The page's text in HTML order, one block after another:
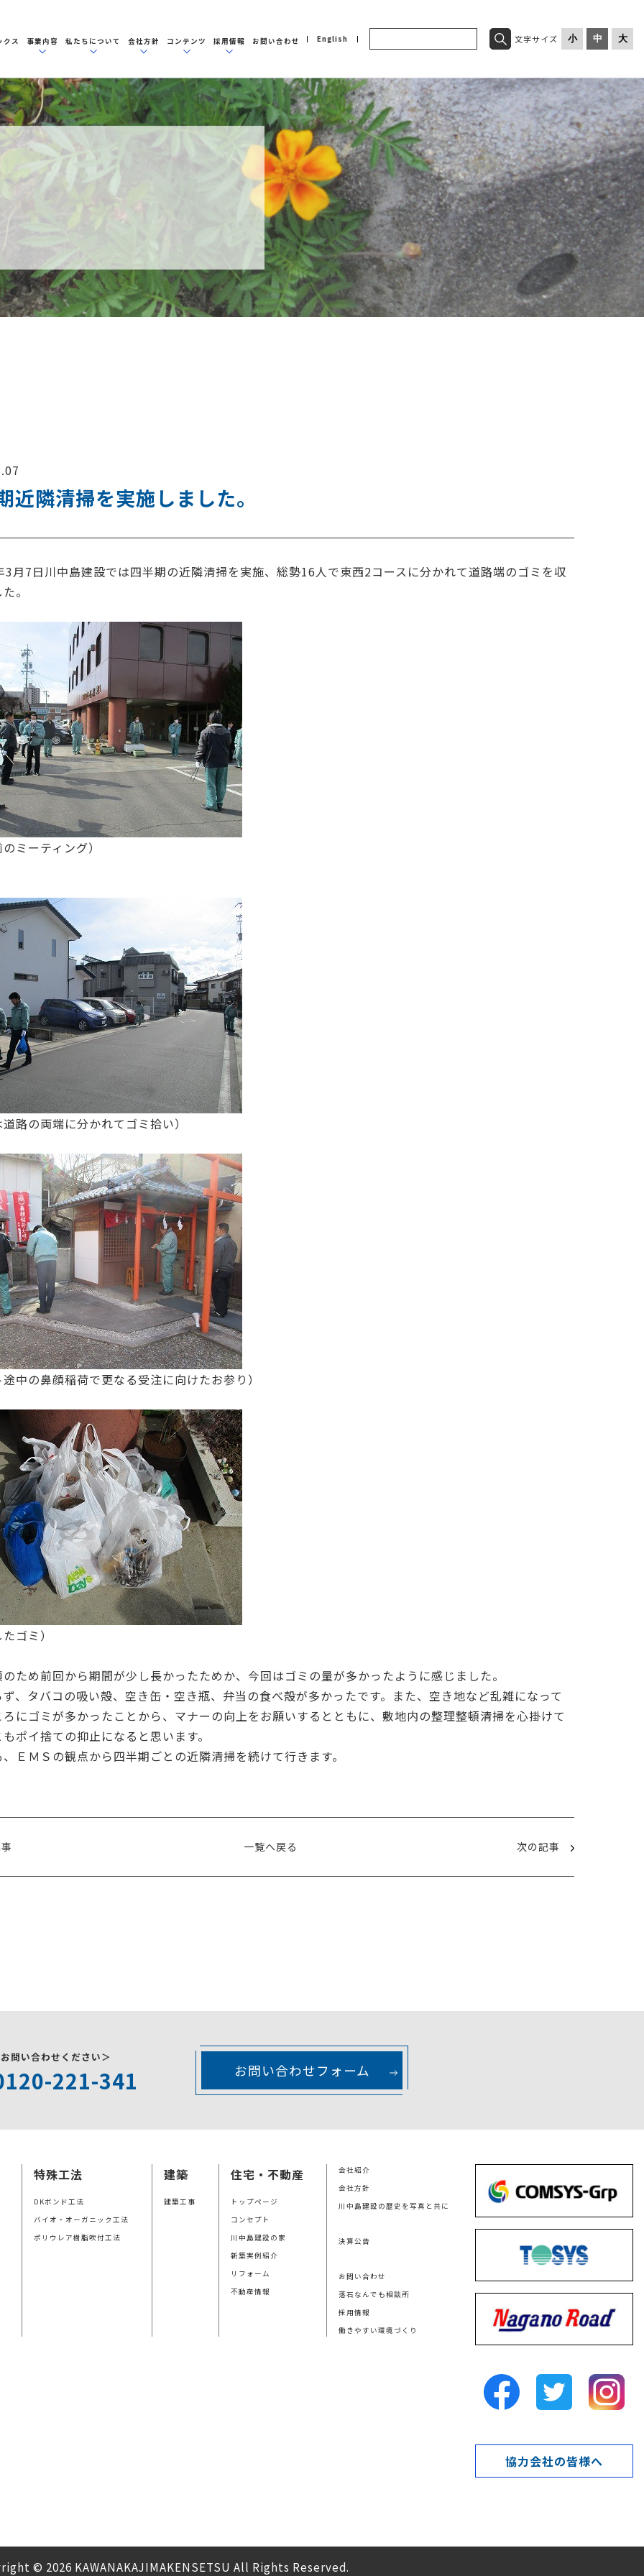
クス 事業内容 私たちについて 会社方針 コンテンツ 採用情報 お問い合わせ English 文字サイズ 小 中 大
近隣清掃を実施しました。
3月7日川中島建設では四半期の近隣清掃を実施、総勢16人で東西2コースに分かれて道路端のゴミを収
。
ミーティング）
路の両端に分かれてゴミ拾い）
中の鼻顔稲荷で更なる受注に向けたお参り）
ゴミ）
ため前回から期間が少し長かったためか、今回はゴミの量が多かったように感じました。
、タバコの吸い殻、空き缶・空き瓶、弁当の食べ殻が多かったです。また、空き地など乱雑になって
にゴミが多かったことから、マナーの向上をお願いするとともに、敷地内の整理整頓清掃を心掛けて
ポイ捨ての抑止になると思います。
ＥＭＳの観点から四半期ごとの近隣清掃を続けて行きます。
一覧へ戻る 次の記事
問い合わせください＞
221-341 お問い合わせフォーム
特殊工法
DKボンド工法
バイオ・オーガニック工法
ポリウレア樹脂吹付工法
建築
建築工事
住宅・不動産
トップページ
コンセプト
川中島建設の家
新築実例紹介
リフォーム
不動産情報
会社紹介
会社方針
川中島建設の歴史を写真と共に
決算公告
お問い合わせ
落石なんでも相談所
採用情報
働きやすい環境づくり
協力会社の皆様へ
© 2026 KAWANAKAJIMAKENSETSU All Rights Reserved.